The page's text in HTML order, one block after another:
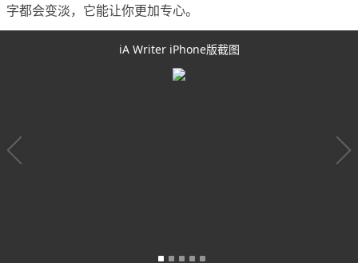
字都会变淡，它能让你更加专心。
iA Writer iPhone版截图